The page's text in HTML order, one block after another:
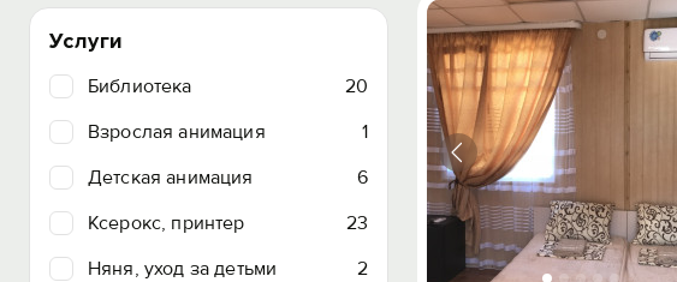
Услуги
Библиотека
20
Взрослая анимация
1
Детская анимация
6
Ксерокс, принтер
23
Няня, уход за детьми
2